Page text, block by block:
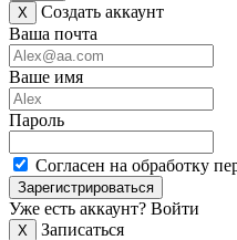
X
Создать аккаунт
Ваша почта
Ваше имя
Пароль
Согласен на обработку
Зарегистрироваться
Уже есть аккаунт? Войти
X
Записаться